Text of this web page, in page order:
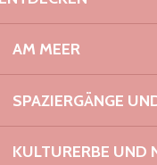
AM MEER
SPAZIERGÄNGE
KULTURERBE UND
Campingplatz
und
die nur
aus Felsen und